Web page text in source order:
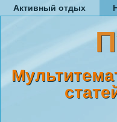
Активный отдых